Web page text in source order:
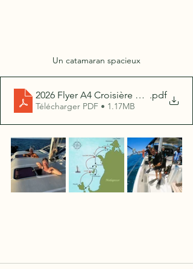
Un catamaran spacieux
2026 Flyer A4 Croisière nord 2026
.pdf
Télécharger PDF • 1.17MB